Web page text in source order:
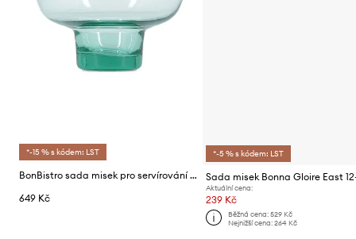
*-15 % s kódem: LST
BonBistro sada misek pro servírování z barevného skla 13,5 x 8 cm
649 Kč
*-5 % s kódem: LST
Sada misek Bonna Gloire East
Aktuální cena:
239 Kč
Běžná cena: 529 Kč
Nejnižší cena: 264 Kč